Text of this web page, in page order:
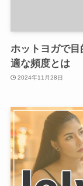
ホットヨガで
適な頻度とは
2024年11月28日